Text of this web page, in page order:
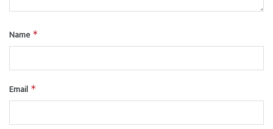
Name *
Email *